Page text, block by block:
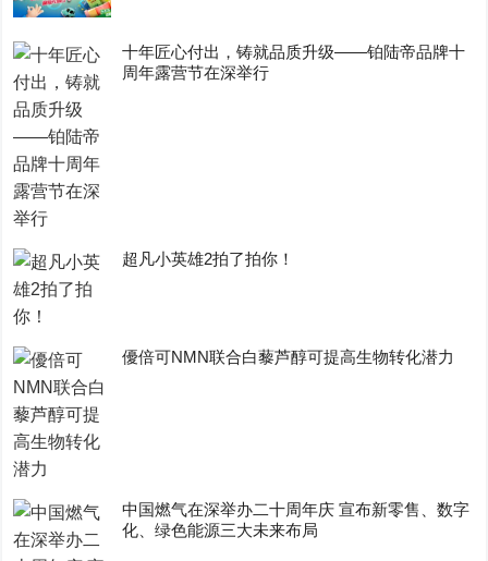
十年匠心付出，铸就品质升级——铂陆帝品牌十
周年露营节在深举行
超凡小英雄2拍了拍你！
優倍可NMN联合白藜芦醇可提高生物转化潜力
中国燃气在深举办二十周年庆 宣布新零售、数字
化、绿色能源三大未来布局